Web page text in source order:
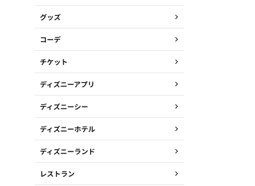
グッズ
コーデ
チケット
ディズニーアプリ
ディズニーシー
ディズニーホテル
ディズニーランド
レストラン